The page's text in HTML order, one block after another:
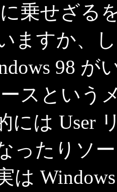
に乗せざる
ますか、
98 が
スという
には User
ったりソ
は